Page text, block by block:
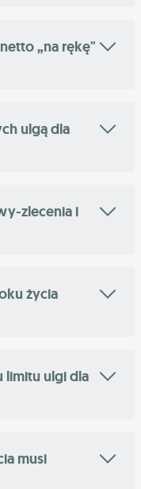
„na rękę"
ulgą dla
zlecenia i
życia
limitu ulgi dla
musi